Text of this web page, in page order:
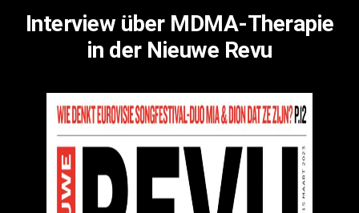
Interview über MDMA-Therapie
in der Nieuwe Revu